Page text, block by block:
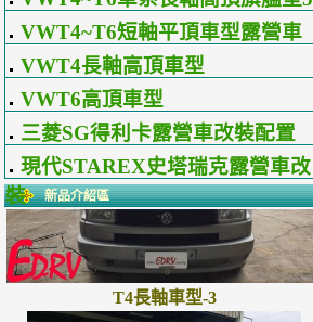
星級露營車
VWT4~T6短軸平頂車型露營車
配置式樣區
VWT4長軸高頂車型
VWT6高頂車型
三菱SG得利卡露營車改裝配置
現代STAREX史塔瑞克露營車改
裝
新品介紹區
T4長軸車型-3